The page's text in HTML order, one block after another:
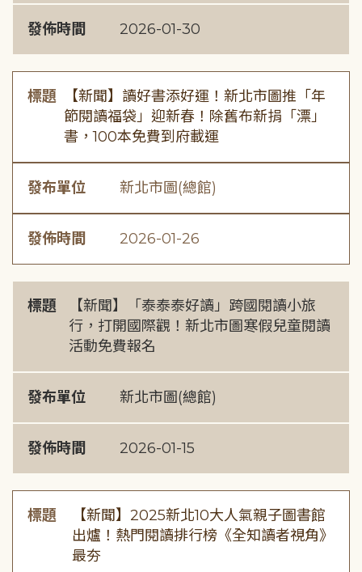
發佈時間 2026-01-30
標題
【新聞】讀好書添好運！新北市圖推「年
節閱讀福袋」迎新春！除舊布新捐「漂」
書，100本免費到府載運
發布單位 新北市圖(總館)
發佈時間 2026-01-26
標題
【新聞】「泰泰泰好讀」跨國閱讀小旅
行，打開國際觀！新北市圖寒假兒童閱讀
活動免費報名
發布單位 新北市圖(總館)
發佈時間 2026-01-15
標題
【新聞】2025新北10大人氣親子圖書館
出爐！熱門閱讀排行榜《全知讀者視角》
最夯